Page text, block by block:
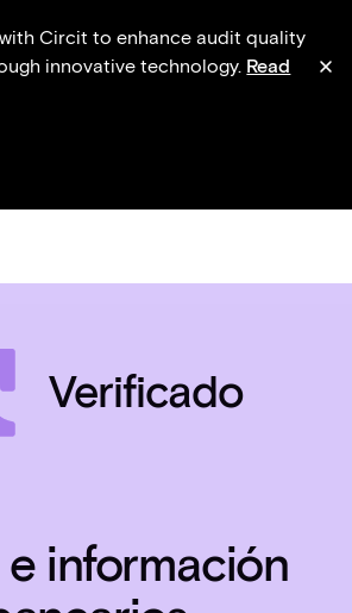
Circit to enhance audit quality
innovative technology. Read
Verificado
e información